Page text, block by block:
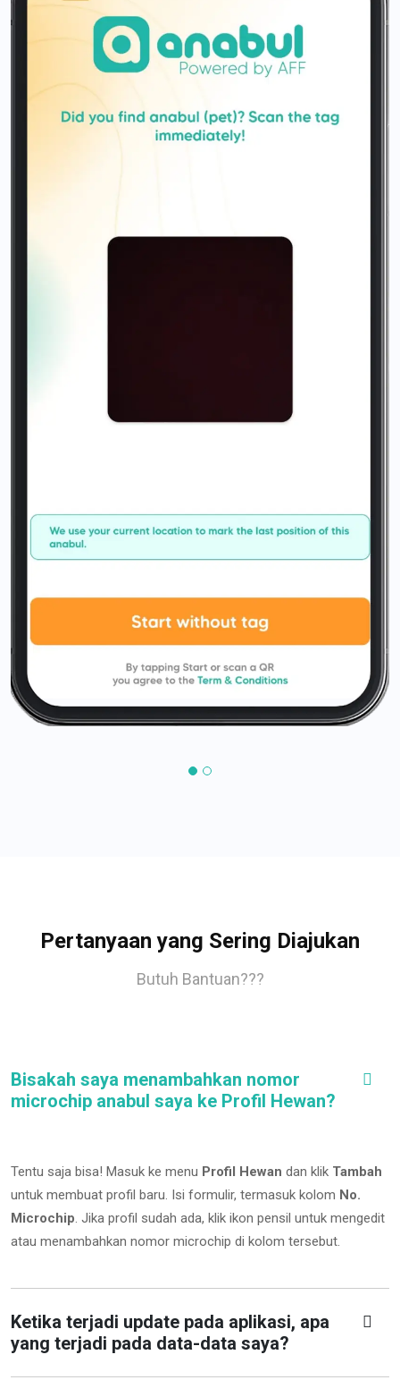
Pertanyaan yang Sering Diajukan
Butuh Bantuan???
Bisakah saya menambahkan nomor
microchip anabul saya ke Profil Hewan?
Tentu saja bisa! Masuk ke menu Profil Hewan dan klik Tambah
untuk membuat profil baru. Isi formulir, termasuk kolom No.
Microchip. Jika profil sudah ada, klik ikon pensil untuk mengedit
atau menambahkan nomor microchip di kolom tersebut.
Ketika terjadi update pada aplikasi, apa
yang terjadi pada data-data saya?